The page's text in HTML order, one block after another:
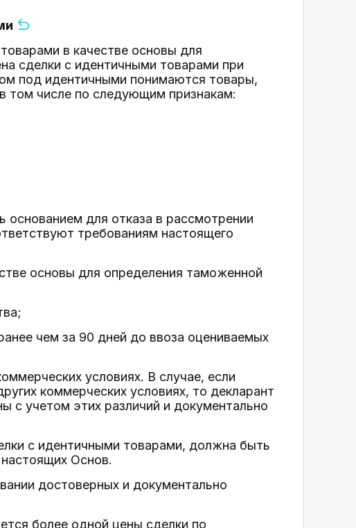
в качестве основы для
сделки с идентичными товарами при
под идентичными понимаются товары,
том числе по следующим признакам:
основанием для отказа в рассмотрении
требованиям настоящего
основы для определения таможенной
чем за 90 дней до ввоза оцениваемых
условиях. В случае, если
коммерческих условиях, то декларант
с учетом этих различий и документально
с идентичными товарами, должна быть
настоящих Основ.
достоверных и документально
более одной цены сделки по